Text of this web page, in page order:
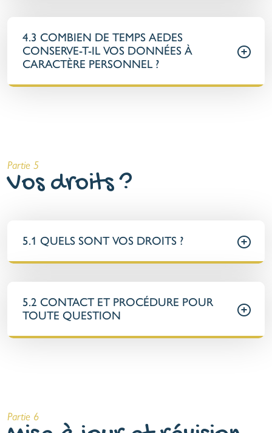
4.3 COMBIEN DE TEMPS AEDES
CONSERVE-T-IL VOS DONNÉES À
CARACTÈRE PERSONNEL ?
Partie 5
Vos droits ?
5.1 QUELS SONT VOS DROITS ?
5.2 CONTACT ET PROCÉDURE POUR
TOUTE QUESTION
Partie 6